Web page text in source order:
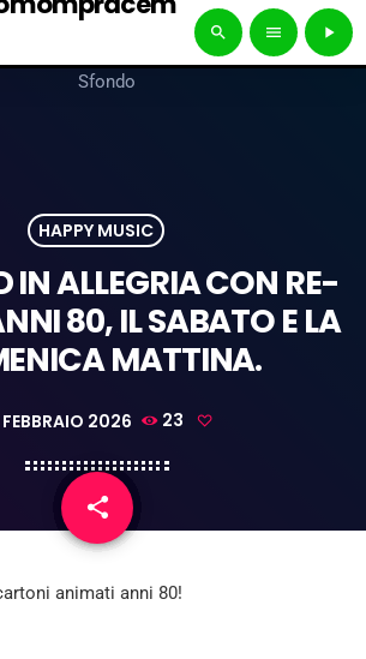
search menu play_arrow
HAPPY MUSIC
IN ALLEGRIA CON RE-
80, IL SABATO E LA
MATTINA.
2026 23
share
email
animati anni 80!